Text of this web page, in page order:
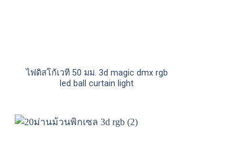
ไฟดิสโก้เวที 50 มม. 3d magic dmx rgb
led ball curtain light